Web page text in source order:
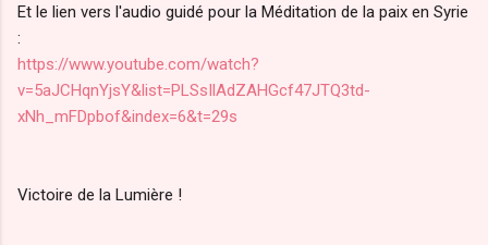
Et le lien vers l'audio guidé pour la Méditation de la paix en Syrie
:
https://www.youtube.com/watch?
v=5aJCHqnYjsY&list=PLSsIlAdZAHGcf47JTQ3td-
xNh_mFDpbof&index=6&t=29s
Victoire de la Lumière !